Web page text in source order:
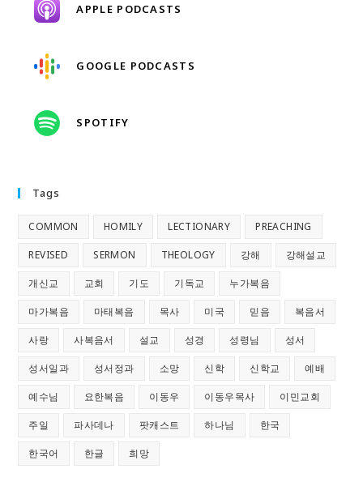
APPLE PODCASTS
GOOGLE PODCASTS
SPOTIFY
Tags
COMMON HOMILY LECTIONARY PREACHING
REVISED SERMON THEOLOGY 강해 강해설교
개신교 교회 기도 기독교 누가복음
마가복음 마태복음 목사 미국 믿음 복음서
사랑 사복음서 설교 성경 성령님 성서
성서일과 성서정과 소망 신학 신학교 예배
예수님 요한복음 이동우 이동우목사 이민교회
주일 파사데나 팟캐스트 하나님 한국
한국어 한글 희망